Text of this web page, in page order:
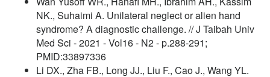
NK., Suhaimi A. Unilateral neglect or alien hand
syndrome? A diagnostic challenge. // J Taibah Univ
Med Sci - 2021 - Vol16 - N2 - p.288-291;
PMID:33897336
Li DX., Zha FB., Long JJ., Liu F., Cao J., Wang YL.